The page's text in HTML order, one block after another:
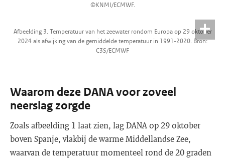
©KNMI/ECMWF.
Afbeelding 3. Temperatuur van het zeewater rondom Europa op 29 oktober
2024 als afwijking van de gemiddelde temperatuur in 1991-2020. Bron:
C3S/ECMWF
Waarom deze DANA voor zoveel
neerslag zorgde
Zoals afbeelding 1 laat zien, lag DANA op 29 oktober
boven Spanje, vlakbij de warme Middellandse Zee,
waarvan de temperatuur momenteel rond de 20 graden